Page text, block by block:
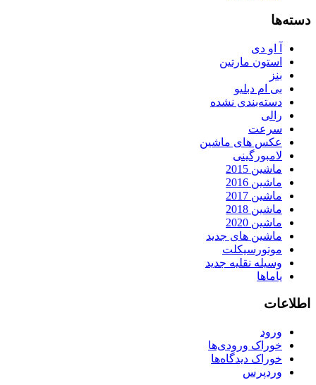
دسته‌ها
آ او دی
استون مارتین
بنز
بی ام دبلیو
دسته‌بندی نشده
رالی
سرعت
عکس های ماشین
لامبورگینی
ماشین 2015
ماشین 2016
ماشین 2017
ماشین 2018
ماشین 2020
ماشین های جدید
موتورسیکلت
وسیله نقلیه جدید
یاماها
اطلاعات
ورود
خوراک ورودی‌ها
خوراک دیدگاه‌ها
وردپرس